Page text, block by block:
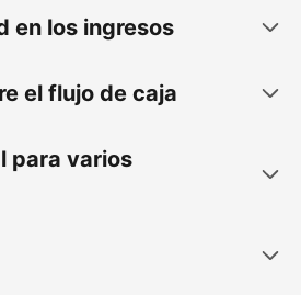
en los ingresos
el flujo de caja
para varios